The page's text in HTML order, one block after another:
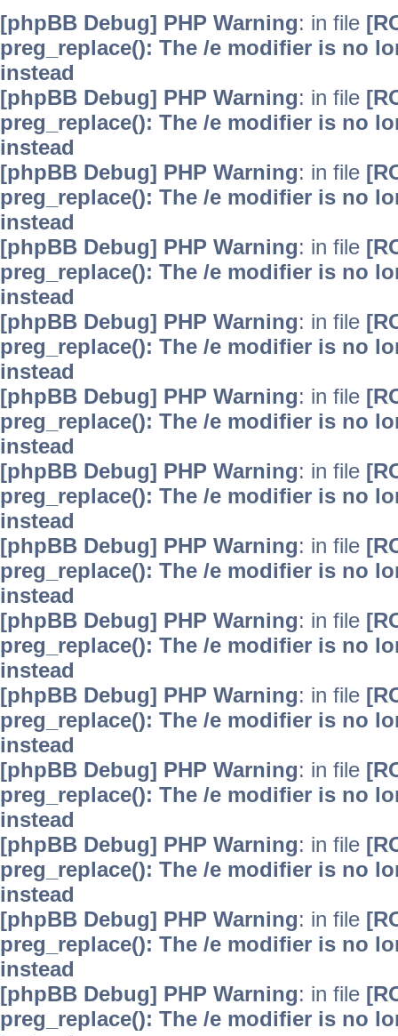
[phpBB Debug] PHP Warning: in file
preg_replace(): The /e modifier is no
instead
[phpBB Debug] PHP Warning: in file
preg_replace(): The /e modifier is no
instead
[phpBB Debug] PHP Warning: in file
preg_replace(): The /e modifier is no
instead
[phpBB Debug] PHP Warning: in file
preg_replace(): The /e modifier is no
instead
[phpBB Debug] PHP Warning: in file
preg_replace(): The /e modifier is no
instead
[phpBB Debug] PHP Warning: in file
preg_replace(): The /e modifier is no
instead
[phpBB Debug] PHP Warning: in file
preg_replace(): The /e modifier is no
instead
[phpBB Debug] PHP Warning: in file
preg_replace(): The /e modifier is no
instead
[phpBB Debug] PHP Warning: in file
preg_replace(): The /e modifier is no
instead
[phpBB Debug] PHP Warning: in file
preg_replace(): The /e modifier is no
instead
[phpBB Debug] PHP Warning: in file
preg_replace(): The /e modifier is no
instead
[phpBB Debug] PHP Warning: in file
preg_replace(): The /e modifier is no
instead
[phpBB Debug] PHP Warning: in file
preg_replace(): The /e modifier is no
instead
[phpBB Debug] PHP Warning: in file
preg_replace(): The /e modifier is no